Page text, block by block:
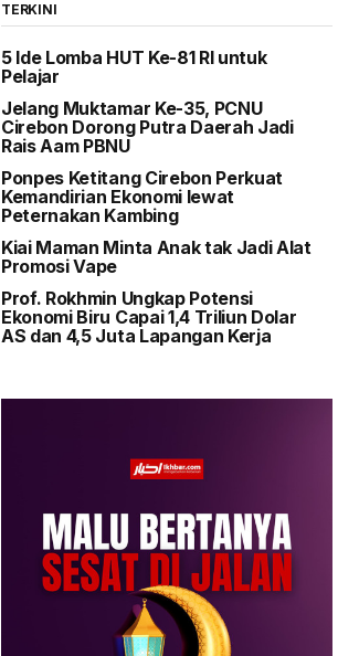
TERKINI
5 Ide Lomba HUT Ke-81 RI untuk
Pelajar
Jelang Muktamar Ke-35, PCNU
Cirebon Dorong Putra Daerah Jadi
Rais Aam PBNU
Ponpes Ketitang Cirebon Perkuat
Kemandirian Ekonomi lewat
Peternakan Kambing
Kiai Maman Minta Anak tak Jadi Alat
Promosi Vape
Prof. Rokhmin Ungkap Potensi
Ekonomi Biru Capai 1,4 Triliun Dolar
AS dan 4,5 Juta Lapangan Kerja